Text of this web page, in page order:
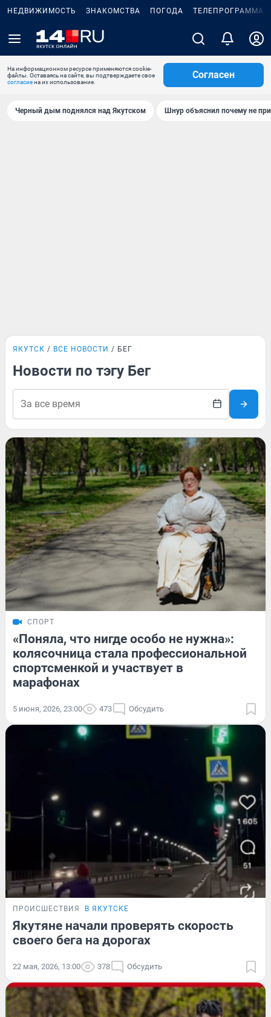
НЕДВИЖИМОСТЬ ЗНАКОМСТВА ПОГОДА ТЕЛЕПРОГРАММА
На информационном ресурсе применяются cookie-
файлы. Оставаясь на сайте, вы подтверждаете свое
согласиена их использование.
Согласен
Черный дым поднялся над Якутском Шнур объяснил почему не
ЯКУТСК ВСЕ НОВОСТИ БЕГ
Новости по тэгу Бег
СПОРТ
«Поняла, что нигде особо не нужна»:
колясочница стала профессиональной
спортсменкой и участвует в
марафонах
5 июня, 2026, 23:00 473 Обсудить
ПРОИСШЕСТВИЯ В ЯКУТСКЕ
Якутяне начали проверять скорость
своего бега на дорогах
22 мая, 2026, 13:00 378 Обсудить